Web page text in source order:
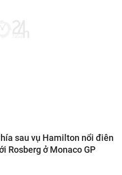
sau vụ Hamilton nổi điên
Rosberg ở Monaco GP